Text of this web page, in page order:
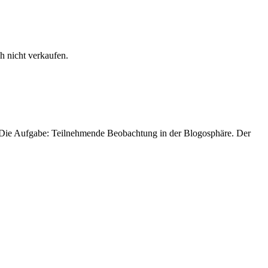
nicht verkaufen.
Aufgabe: Teilnehmende Beobachtung in der Blogosphäre. Der